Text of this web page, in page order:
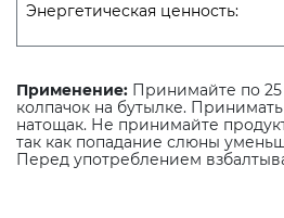
Энергетическая ценность:
Применение: Принимайте по
колпачок на бутылке.
натощак. Не принимайте
так как попадание слюны
Перед употреблением